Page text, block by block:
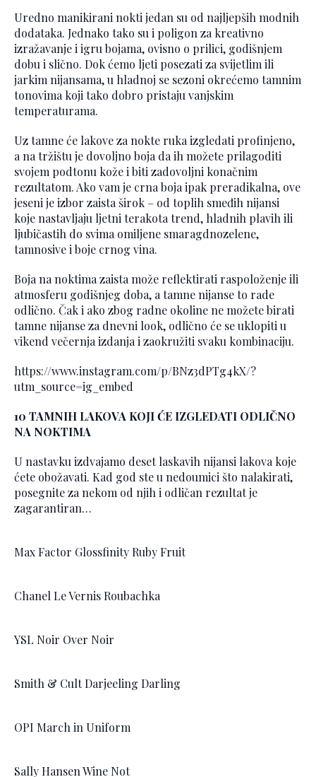
Uredno manikirani nokti jedan su od najljepših modnih
dodataka. Jednako tako su i poligon za kreativno
izražavanje i igru bojama, ovisno o prilici, godišnjem
dobu i slično. Dok ćemo ljeti posezati za svijetlim ili
jarkim nijansama, u hladnoj se sezoni okrećemo tamnim
tonovima koji tako dobro pristaju vanjskim
temperaturama.
Uz tamne će lakove za nokte ruka izgledati profinjeno,
a na tržištu je dovoljno boja da ih možete prilagoditi
svojem podtonu kože i biti zadovoljni konačnim
rezultatom. Ako vam je crna boja ipak preradikalna, ove
jeseni je izbor zaista širok – od toplih smeđih nijansi
koje nastavljaju ljetni terakota trend, hladnih plavih ili
ljubičastih do svima omiljene smaragdnozelene,
tamnosive i boje crnog vina.
Boja na noktima zaista može reflektirati raspoloženje ili
atmosferu godišnjeg doba, a tamne nijanse to rade
odlično. Čak i ako zbog radne okoline ne možete birati
tamne nijanse za dnevni look, odlično će se uklopiti u
vikend večernja izdanja i zaokružiti svaku kombinaciju.
https://www.instagram.com/p/BNz3dPTg4kX/?
utm_source=ig_embed
10 TAMNIH LAKOVA KOJI ĆE IZGLEDATI ODLIČNO
NA NOKTIMA
U nastavku izdvajamo deset laskavih nijansi lakova koje
ćete obožavati. Kad god ste u nedoumici što nalakirati,
posegnite za nekom od njih i odličan rezultat je
zagarantiran…
Max Factor Glossfinity Ruby Fruit
Chanel Le Vernis Roubachka
YSL Noir Over Noir
Smith & Cult Darjeeling Darling
OPI March in Uniform
Sally Hansen Wine Not